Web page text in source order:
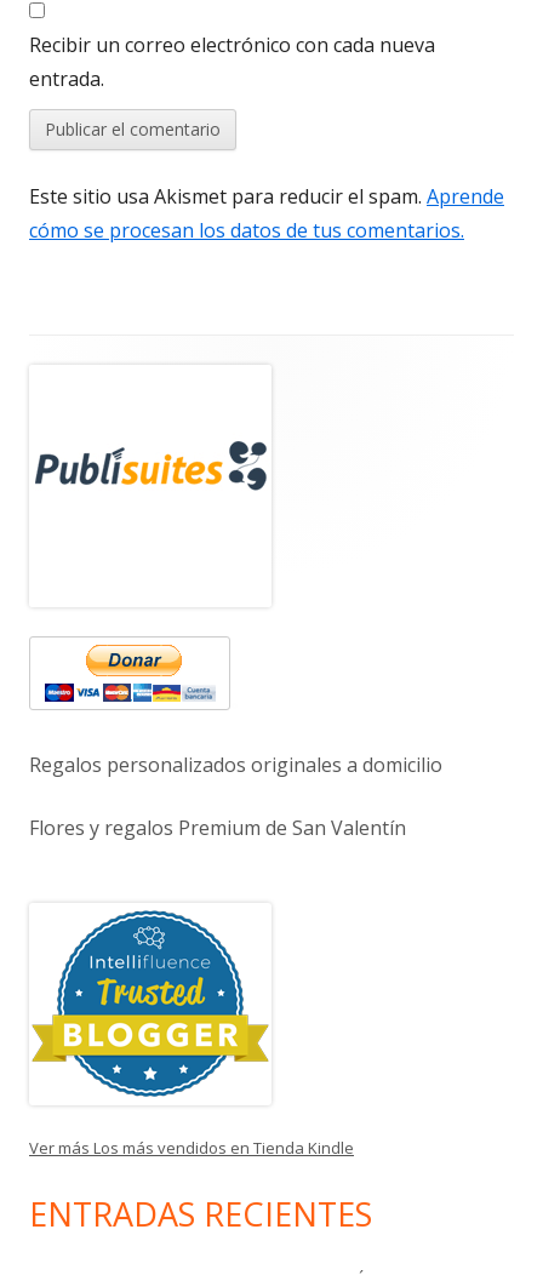
Recibir un correo electrónico con cada nueva
entrada.
Este sitio usa Akismet para reducir el spam. Aprende
cómo se procesan los datos de tus comentarios.
lateral
principal
Regalos personalizados originales a domicilio
Flores y regalos Premium de San Valentín
Ver más Los más vendidos en Tienda Kindle
ENTRADAS RECIENTES